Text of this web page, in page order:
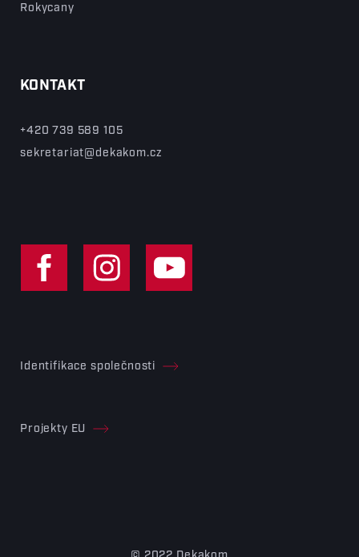
Rokycany
KONTAKT
+420 739 589 105
sekretariat@dekakom.cz
Identifikace společnosti
Projekty EU